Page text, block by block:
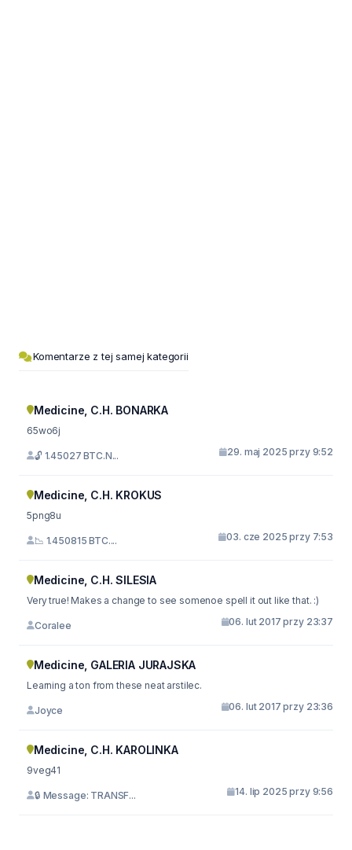
Komentarze z tej samej kategorii
Medicine, C.H. BONARKA
65wo6j
🔓 1.45027 BTC.N... 29. maj 2025 przy 9:52
Medicine, C.H. KROKUS
5png8u
📉 1.450815 BTC.... 03. cze 2025 przy 7:53
Medicine, C.H. SILESIA
Very true! Makes a change to see somenoe spell it out like that. :)
Coralee 06. lut 2017 przy 23:37
Medicine, GALERIA JURAJSKA
Learning a ton from these neat arstilec.
Joyce 06. lut 2017 przy 23:36
Medicine, C.H. KAROLINKA
9veg41
🔒 Message: TRANSF... 14. lip 2025 przy 9:56